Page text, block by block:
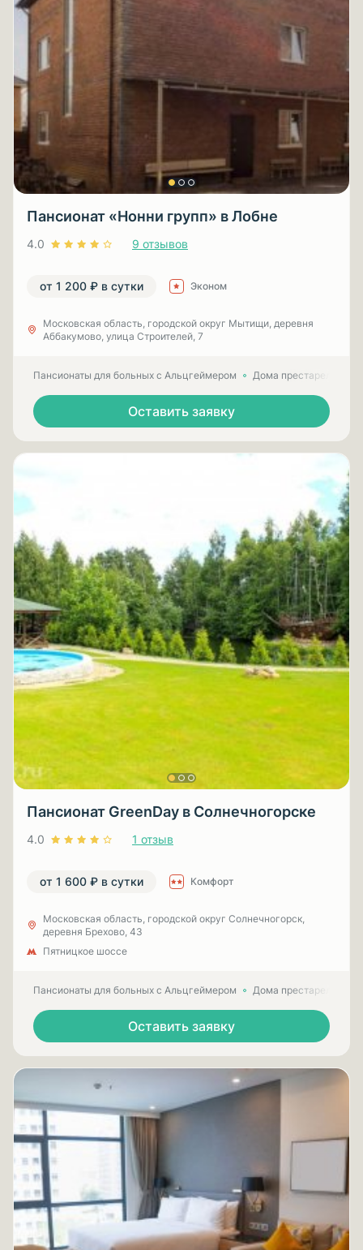
Пансионат «Нонни групп» в Лобне
4.0 9 отзывов
от 1 200 ₽ в сутки Эконом
Московская область, городской округ Мытищи, деревня
Аббакумово, улица Строителей, 7
Пансионаты для больных с Альцгеймером Дома престарелых
Оставить заявку
Пансионат GreenDay в Солнечногорске
4.0 1 отзыв
от 1 600 ₽ в сутки Комфорт
Московская область, городской округ Солнечногорск,
деревня Брехово, 43
Пятницкое шоссе
Пансионаты для больных с Альцгеймером Дома престарелых
Оставить заявку